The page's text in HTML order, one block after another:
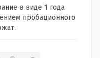
в виде 1 года
пробационного